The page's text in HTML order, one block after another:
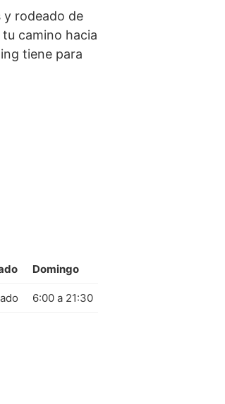
y rodeado de
camino hacia
tiene para
Domingo
6:00 a 21:30